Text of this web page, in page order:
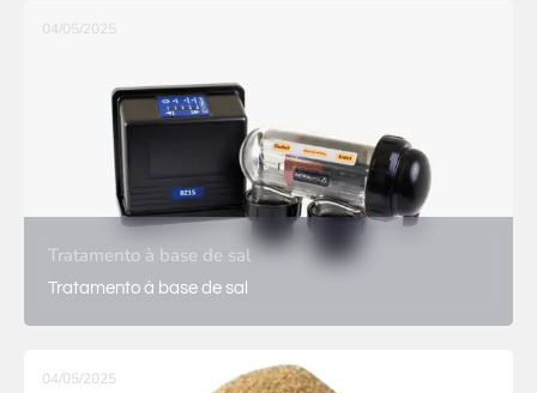
04/05/2025
Tratamento à base de sal
Tratamento à base de sal
04/05/2025